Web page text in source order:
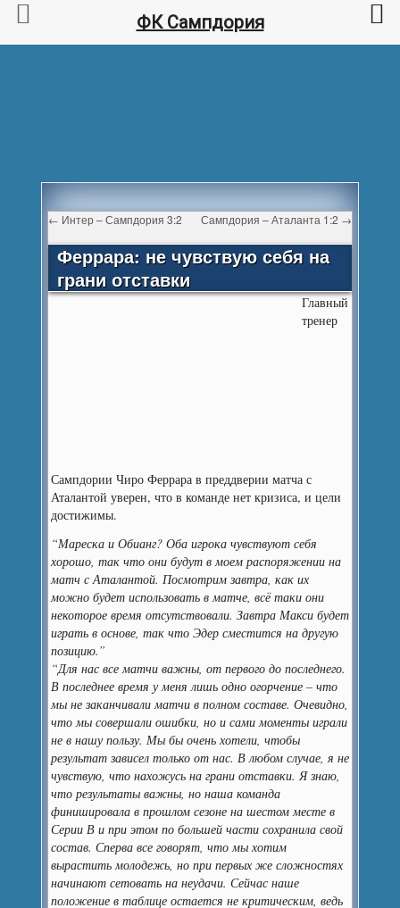
← Интер – Сампдория 3:2 Сампдория – Аталанта 1:2 →
Феррара: не чувствую себя на
грани отставки
Главный
тренер
Сампдории Чиро Феррара в преддверии матча с
Аталантой уверен, что в команде нет кризиса, и цели
достижимы.
“Мареска и Обианг? Оба игрока чувствуют себя
хорошо, так что они будут в моем распоряжении на
матч с Аталантой. Посмотрим завтра, как их
можно будет использовать в матче, всё таки они
некоторое время отсутствовали. Завтра Макси будет
играть в основе, так что Эдер сместится на другую
позицию.”
“Для нас все матчи важны, от первого до последнего.
В последнее время у меня лишь одно огорчение – что
мы не заканчивали матчи в полном составе. Очевидно,
что мы совершали ошибки, но и сами моменты играли
не в нашу пользу. Мы бы очень хотели, чтобы
результат зависел только от нас. В любом случае, я не
чувствую, что нахожусь на грани отставки. Я знаю,
что результаты важны, но наша команда
финишировала в прошлом сезоне на шестом месте в
Серии В и при этом по большей части сохранила свой
состав. Сперва все говорят, что мы хотим
вырастить молодежь, но при первых же сложностях
начинают сетовать на неудачи. Сейчас наше
положение в таблице остается не критическим, ведь
ФК Сампдория